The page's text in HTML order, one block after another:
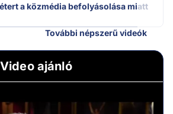
a közmédia befolyásolása miatt
További népszerű videók
ajánló